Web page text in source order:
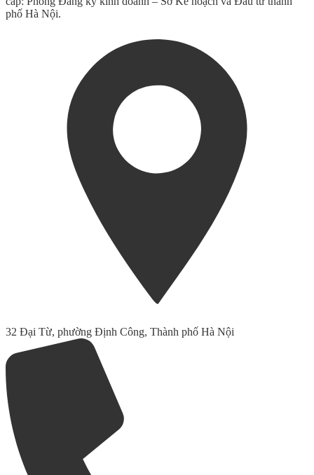
phố Hà Nội.
32 Đại Từ, phường Định Công, Thành phố Hà Nội